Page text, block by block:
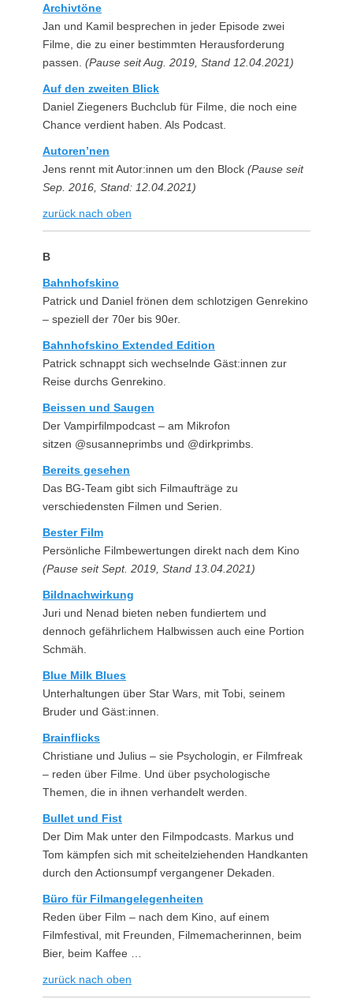
Archivtöne
Jan und Kamil besprechen in jeder Episode zwei
Filme, die zu einer bestimmten Herausforderung
passen. (Pause seit Aug. 2019, Stand 12.04.2021)
Auf den zweiten Blick
Daniel Ziegeners Buchclub für Filme, die noch eine
Chance verdient haben. Als Podcast.
Autoren’nen
Jens rennt mit Autor:innen um den Block (Pause seit
Sep. 2016, Stand: 12.04.2021)
zurück nach oben
B
Bahnhofskino
Patrick und Daniel frönen dem schlotzigen Genrekino
– speziell der 70er bis 90er.
Bahnhofskino Extended Edition
Patrick schnappt sich wechselnde Gäst:innen zur
Reise durchs Genrekino.
Beissen und Saugen
Der Vampirfilmpodcast – am Mikrofon
sitzen @susanneprimbs und @dirkprimbs.
Bereits gesehen
Das BG-Team gibt sich Filmaufträge zu
verschiedensten Filmen und Serien.
Bester Film
Persönliche Filmbewertungen direkt nach dem Kino
(Pause seit Sept. 2019, Stand 13.04.2021)
Bildnachwirkung
Juri und Nenad bieten neben fundiertem und
dennoch gefährlichem Halbwissen auch eine Portion
Schmäh.
Blue Milk Blues
Unterhaltungen über Star Wars, mit Tobi, seinem
Bruder und Gäst:innen.
Brainflicks
Christiane und Julius – sie Psychologin, er Filmfreak
– reden über Filme. Und über psychologische
Themen, die in ihnen verhandelt werden.
Bullet und Fist
Der Dim Mak unter den Filmpodcasts. Markus und
Tom kämpfen sich mit scheitelziehenden Handkanten
durch den Actionsumpf vergangener Dekaden.
Büro für Filmangelegenheiten
Reden über Film – nach dem Kino, auf einem
Filmfestival, mit Freunden, Filmemacherinnen, beim
Bier, beim Kaffee …
zurück nach oben